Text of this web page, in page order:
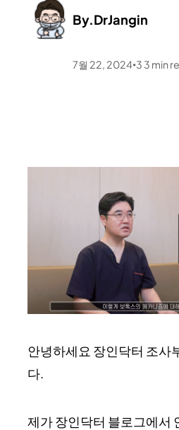
By.DrJangin
7월 22, 2024•3 3 min
안녕하세요 장인닥터 조사
다.
제가 장인닥터 블로그에서